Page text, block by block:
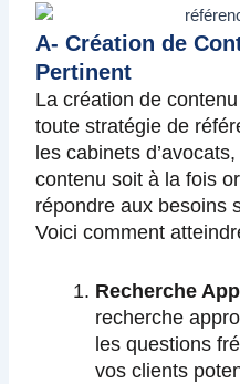
A- Création de
Pertinent
La création de
toute stratégie de
les cabinets
contenu soit à la fois
répondre aux besoins
Voici comment
Recherche
recherche
les questions
vos clients